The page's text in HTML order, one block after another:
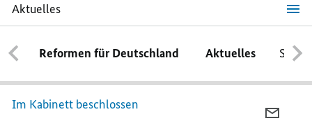
Aktuelles
Hightech
Agenda
Deutschland
Reformen für Deutschland Aktuelles
Im Kabinett beschlossen